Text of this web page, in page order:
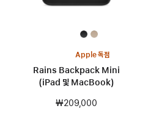
Apple 독점
Rains Backpack Mini
(iPad 및 MacBook)
₩209,000